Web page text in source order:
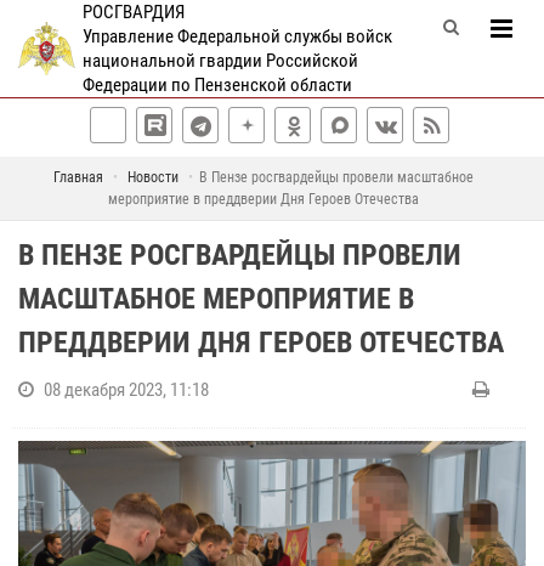
РОСГВАРДИЯ
Управление Федеральной службы войск
национальной гвардии Российской
Федерации по Пензенской области
Главная Новости
В Пензе росгвардейцы провели масштабное
мероприятие в преддверии Дня Героев Отечества
В ПЕНЗЕ РОСГВАРДЕЙЦЫ ПРОВЕЛИ
МАСШТАБНОЕ МЕРОПРИЯТИЕ В
ПРЕДДВЕРИИ ДНЯ ГЕРОЕВ ОТЕЧЕСТВА
08 декабря 2023, 11:18